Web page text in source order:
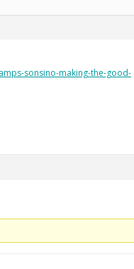
sonsino-making-the-good-